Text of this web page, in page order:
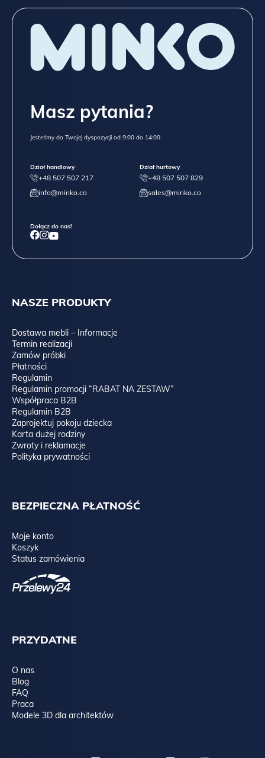
NASZE PRODUKTY
Dostawa mebli – Informacje
Termin realizacji
Zamów próbki
Płatności
Regulamin
Regulamin promocji “RABAT NA ZESTAW”
Współpraca B2B
Regulamin B2B
Zaprojektuj pokoju dziecka
Karta dużej rodziny
Zwroty i reklamacje
Polityka prywatności
BEZPIECZNA PŁATNOŚĆ
Moje konto
Koszyk
Status zamówienia
PRZYDATNE
O nas
Blog
FAQ
Praca
Modele 3D dla architektów
Masz pytania?
Jesteśmy do Twojej dyspozycji od 9:00 do 14:00.
Dział handlowy
+48 507 507 217
info@minko.co
Dział hurtowy
+48 507 507 829
sales@minko.co
Dołącz do nas!